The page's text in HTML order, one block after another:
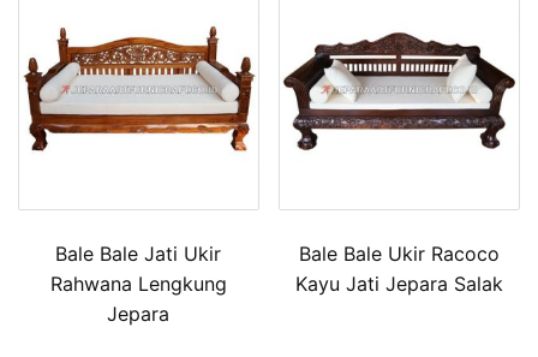
Bale Bale Jati Ukir
Rahwana Lengkung
Jepara
Bale Bale Ukir Racoco
Kayu Jati Jepara Salak